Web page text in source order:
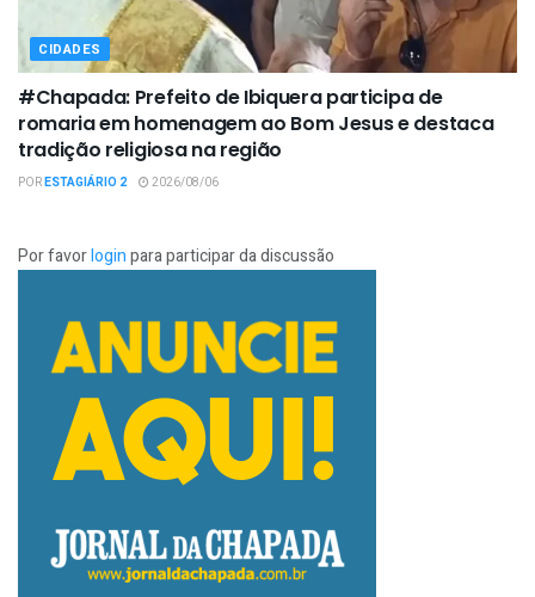
CIDADES
#Chapada: Prefeito de Ibiquera participa de
romaria em homenagem ao Bom Jesus e destaca
tradição religiosa na região
PORESTAGIÁRIO 2 2026/08/06
Por favorloginpara participar da discussão